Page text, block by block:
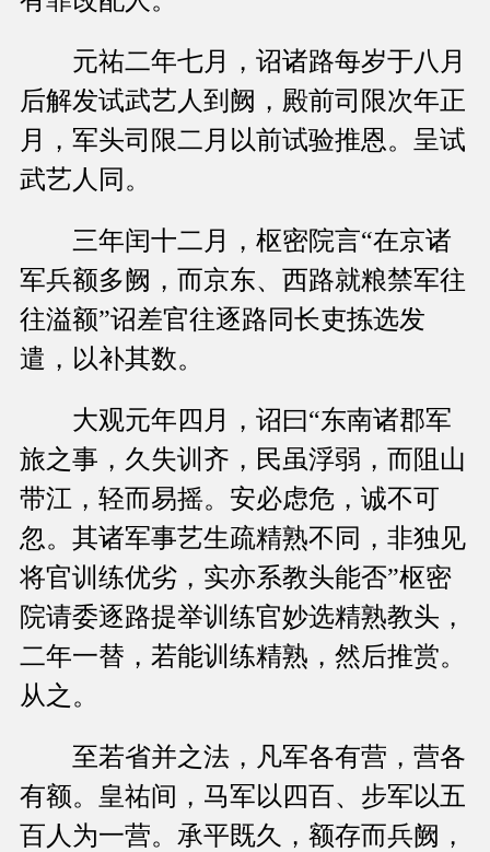
元祐二年七月，诏诸路每岁于八月
后解发试武艺人到阙，殿前司限次年正
月，军头司限二月以前试验推恩。呈试
武艺人同。
三年闰十二月，枢密院言“在京诸
军兵额多阙，而京东、西路就粮禁军往
往溢额”诏差官往逐路同长吏拣选发
遣，以补其数。
大观元年四月，诏曰“东南诸郡军
旅之事，久失训齐，民虽浮弱，而阻山
带江，轻而易摇。安必虑危，诚不可
忽。其诸军事艺生疏精熟不同，非独见
将官训练优劣，实亦系教头能否”枢密
院请委逐路提举训练官妙选精熟教头，
二年一替，若能训练精熟，然后推赏。
从之。
至若省并之法，凡军各有营，营各
有额。皇祐间，马军以四百、步军以五
百人为一营。承平既久，额存而兵阙，